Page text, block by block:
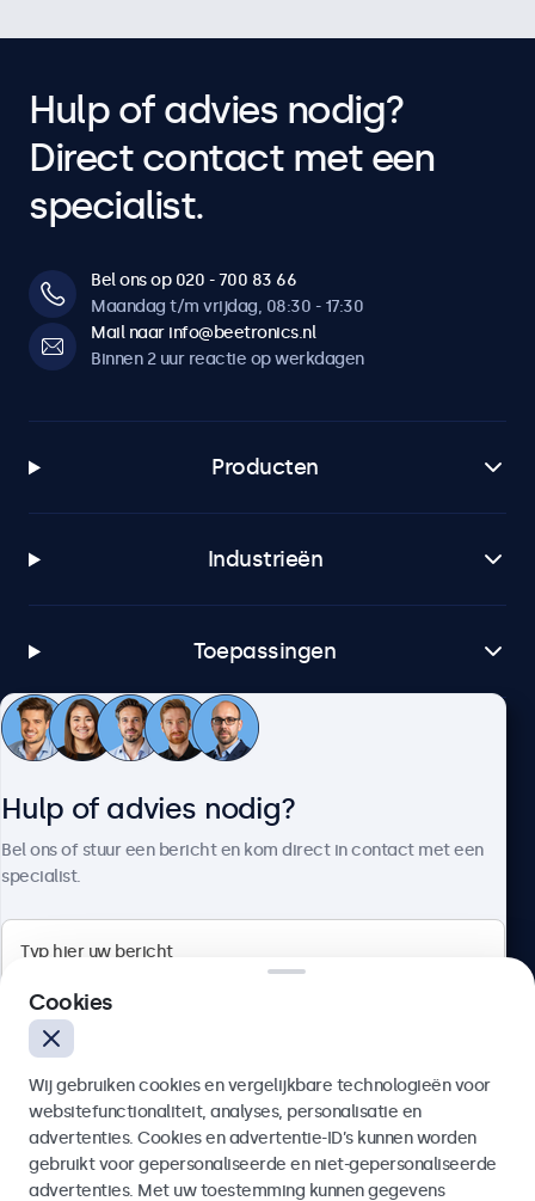
Hulp of advies nodig?
Direct contact met een
specialist.
Bel ons op 020 - 700 83 66
Maandag t/m vrijdag, 08:30 - 17:30
Mail naar info@beetronics.nl
Binnen 2 uur reactie op werkdagen
Producten
Industrieën
Toepassingen
Klantenservice
4.8/5 door 5000+ bedrijven
Nederlands
Hulp of advies nodig?
Bel ons of stuur een bericht en kom direct in contact met een
specialist.
Verzenden
Cookies
Wij gebruiken cookies en vergelijkbare technologieën voor
websitefunctionaliteit, analyses, personalisatie en
advertenties. Cookies en advertentie-ID’s kunnen worden
gebruikt voor gepersonaliseerde en niet-gepersonaliseerde
advertenties. Met uw toestemming kunnen gegevens